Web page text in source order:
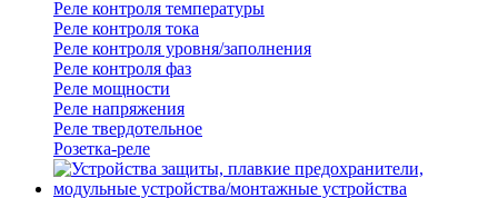
Реле контроля температуры
Реле контроля тока
Реле контроля уровня/заполнения
Реле контроля фаз
Реле мощности
Реле напряжения
Реле твердотельное
Розетка-реле